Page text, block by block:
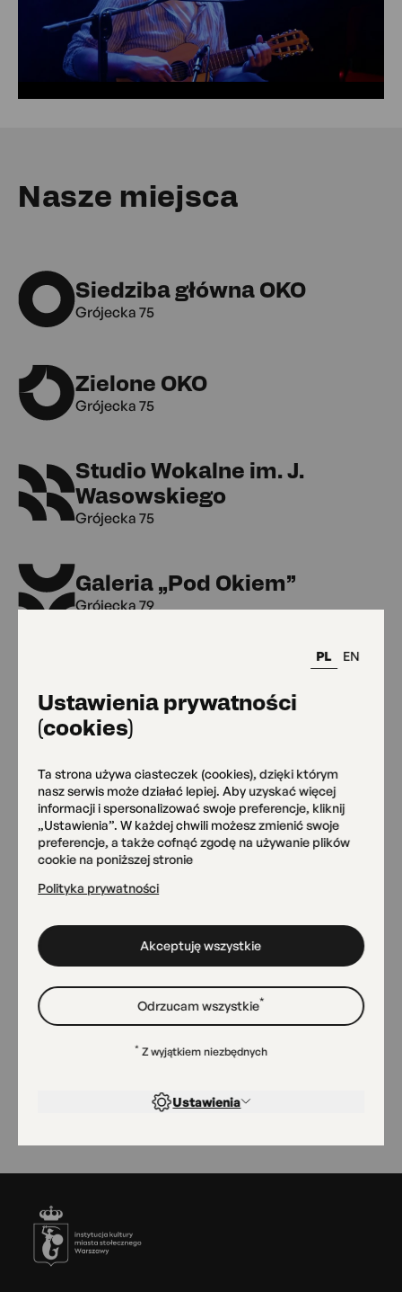
PL EN
Ustawienia prywatności
(cookies)
Ta strona używa ciasteczek (cookies), dzięki którym
nasz serwis może działać lepiej. Aby uzyskać więcej
informacji i spersonalizować swoje preferencje, kliknij
„Ustawienia”. W każdej chwili możesz zmienić swoje
preferencje, a także cofnąć zgodę na używanie plików
cookie na poniższej stronie
Polityka prywatności
Akceptuję wszystkie
Odrzucam wszystkie*
Ustawienia
* Z wyjątkiem niezbędnych
Nasze miejsca
Siedziba główna OKO
Grójecka 75
Zielone OKO
Grójecka 75
Studio Wokalne im. J.
Wasowskiego
Grójecka 75
Galeria „Pod Okiem”
Grójecka 79
Grójecka 79
MAL Grójecka 109
Grójecka 109
Pracownia Ceramiki
AngobA
Magazyn Sztuk
Radomska 13/21
Sala widowiskowa
Stopka